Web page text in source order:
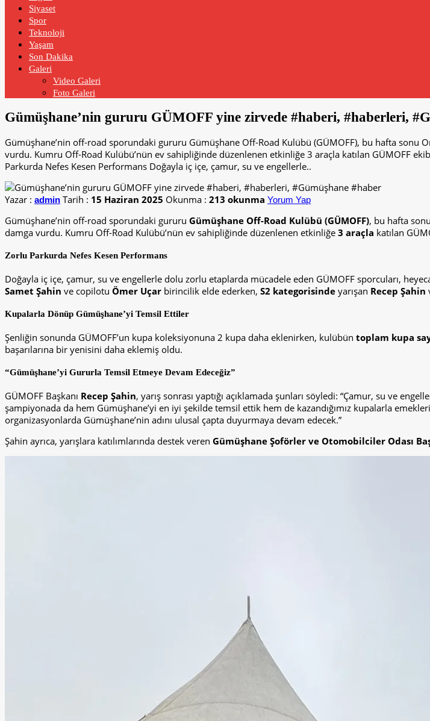
Siyaset
Spor
Teknoloji
Yaşam
Son Dakika
Galeri
Video Galeri
Foto Galeri
Gümüşhane’nin gururu GÜMOFF yine zirvede #haberi, #haberleri,
Gümüşhane’nin off-road sporundaki gururu Gümüşhane Off-Road Kulübü (GÜMOFF), bu hafta sonu
vurdu. Kumru Off-Road Kulübü’nün ev sahipliğinde düzenlenen etkinliğe 3 araçla katılan GÜMOFF
Parkurda Nefes Kesen Performans Doğayla iç içe, çamur, su ve engellerle..
Yazar : admin Tarih : 15 Haziran 2025 Okunma : 213 okunma Yorum Yap
Gümüşhane’nin off-road sporundaki gururu Gümüşhane Off-Road Kulübü (GÜMOFF), bu hafta
damga vurdu. Kumru Off-Road Kulübü’nün ev sahipliğinde düzenlenen etkinliğe 3 araçla katılan
Zorlu Parkurda Nefes Kesen Performans
Doğayla iç içe, çamur, su ve engellerle dolu zorlu etaplarda mücadele eden GÜMOFF sporcuları,
Samet Şahin ve copilotu Ömer Uçar birincilik elde ederken, S2 kategorisinde yarışan Recep Şahin
Kupalarla Dönüp Gümüşhane’yi Temsil Ettiler
Şenliğin sonunda GÜMOFF’un kupa koleksiyonuna 2 kupa daha eklenirken, kulübün toplam kupa
başarılarına bir yenisini daha eklemiş oldu.
“Gümüşhane’yi Gururla Temsil Etmeye Devam Edeceğiz”
GÜMOFF Başkanı Recep Şahin, yarış sonrası yaptığı açıklamada şunları söyledi: “Çamur, su ve
şampiyonada da hem Gümüşhane’yi en iyi şekilde temsil ettik hem de kazandığımız kupalarla
organizasyonlarda Gümüşhane’nin adını ulusal çapta duyurmaya devam edecek.”
Şahin ayrıca, yarışlara katılımlarında destek veren Gümüşhane Şoförler ve Otomobilciler Odası